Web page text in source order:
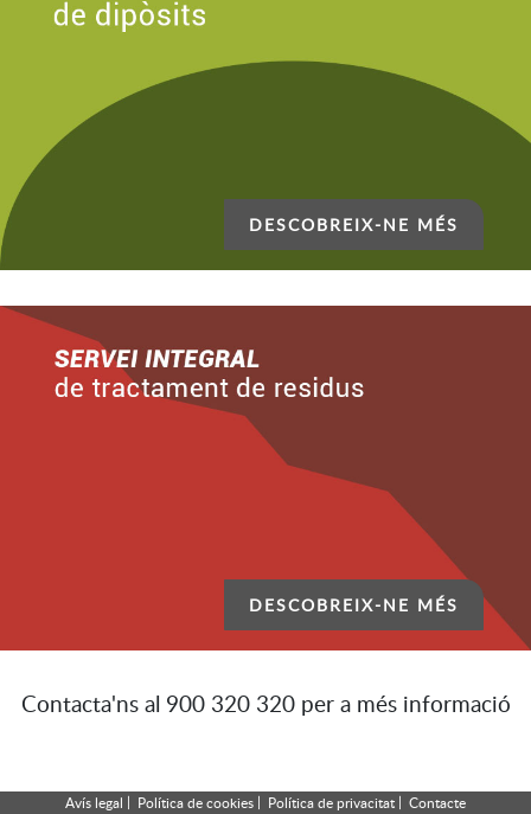
DESCOBREIX-NE MÉS
DESCOBREIX-NE MÉS
Contacta'ns al 900 320 320 per a més informació
Avís legal | Política de cookies | Política de privacitat | Contacte